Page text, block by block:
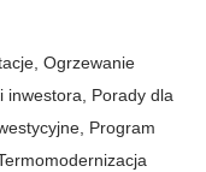
Ogrzewanie
inwestora
Porady dla
Program